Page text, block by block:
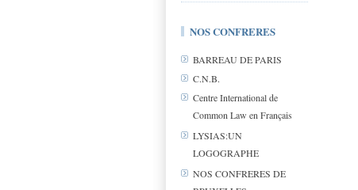
NOS CONFRERES
BARREAU DE PARIS
C.N.B.
Centre International de
Common Law en Français
LYSIAS:UN
LOGOGRAPHE
NOS CONFRERES DE